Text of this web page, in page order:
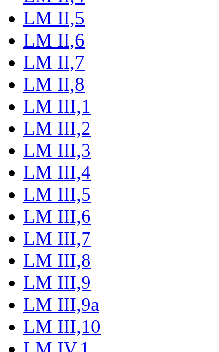
LM II,5
LM II,6
LM II,7
LM II,8
LM III,1
LM III,2
LM III,3
LM III,4
LM III,5
LM III,6
LM III,7
LM III,8
LM III,9
LM III,9a
LM III,10